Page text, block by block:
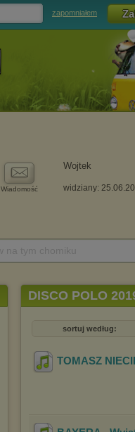
zapomniałem
Wiadomość
Wojtek
widziany:
DISCO POLO
sortuj według:
TOMASZ